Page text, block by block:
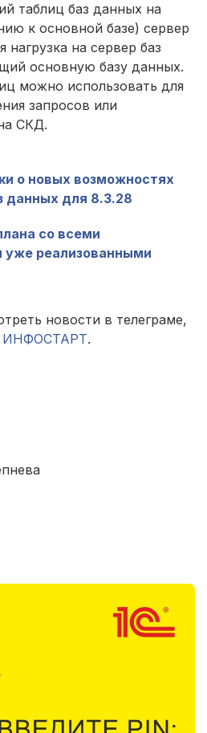
таблиц баз данных на
к основной базе) сервер
нагрузка на сервер баз
основную базу данных.
можно использовать для
запросов или
СКД.
о новых возможностях
данных для 8.3.28
со всеми
уже реализованными
новости в телеграме,
ИНФОСТАРТ.